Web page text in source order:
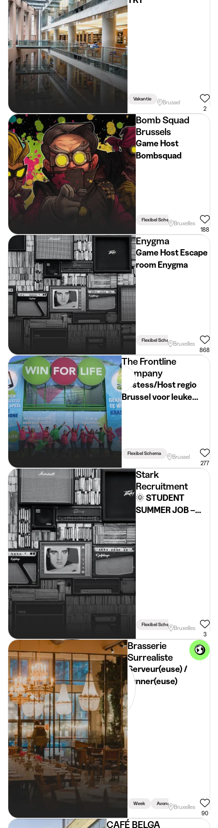
Vakantie
Brussel
2
Bomb Squad
Brussels
Game Host
Bombsquad
Flexibel SchemaBruxelles
188
Enygma
Game Host Escape
room Enygma
Flexibel SchemaBruxelles
868
The Frontline
Company
Hostess/Host regio
Brussel voor leuke
Flexibel Schema
Brussel
277
Stark
Recruitment
🌞 STUDENT
SUMMER JOB –
BLANKENBERGE
🌞
Flexibel SchemaBruxelles
3
Brasserie
Surrealiste
Serveur(euse) /
runner(euse)
Week Avond Weekend
Bruxelles
90
CAFÉ BELGA